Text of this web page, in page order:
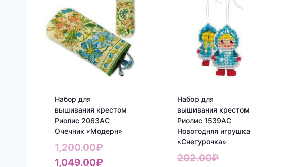
Набор для
вышивания крестом
Риолис 2063АС
Очечник «Модерн»
1,200.00₽Первоначальная
цена
1,049.00₽Текущая
Набор для
вышивания крестом
Риолис 1539АС
Новогодняя игрушка
«Снегурочка»
202.00₽Первоначальная